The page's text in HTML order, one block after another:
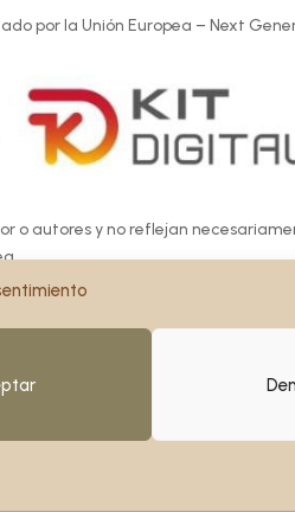
por la Unión Europea – Next
o autores y no reflejan
consideradas responsables de las